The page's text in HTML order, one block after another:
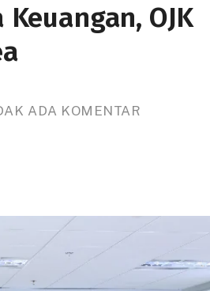
OJK
ADA KOMENTAR